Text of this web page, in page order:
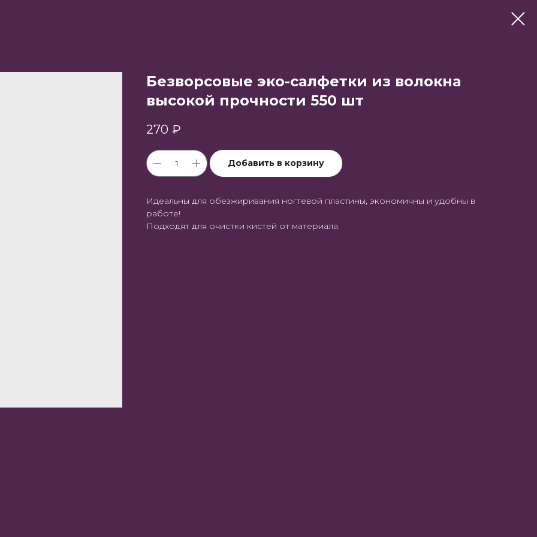
Безворсовые эко-салфетки из волокна
высокой прочности 550 шт
270 ₽
Добавить в корзину
Идеальны для обезжиривания ногтевой пластины, экономичны и удобны в
работе!
Подходят для очистки кистей от материала.